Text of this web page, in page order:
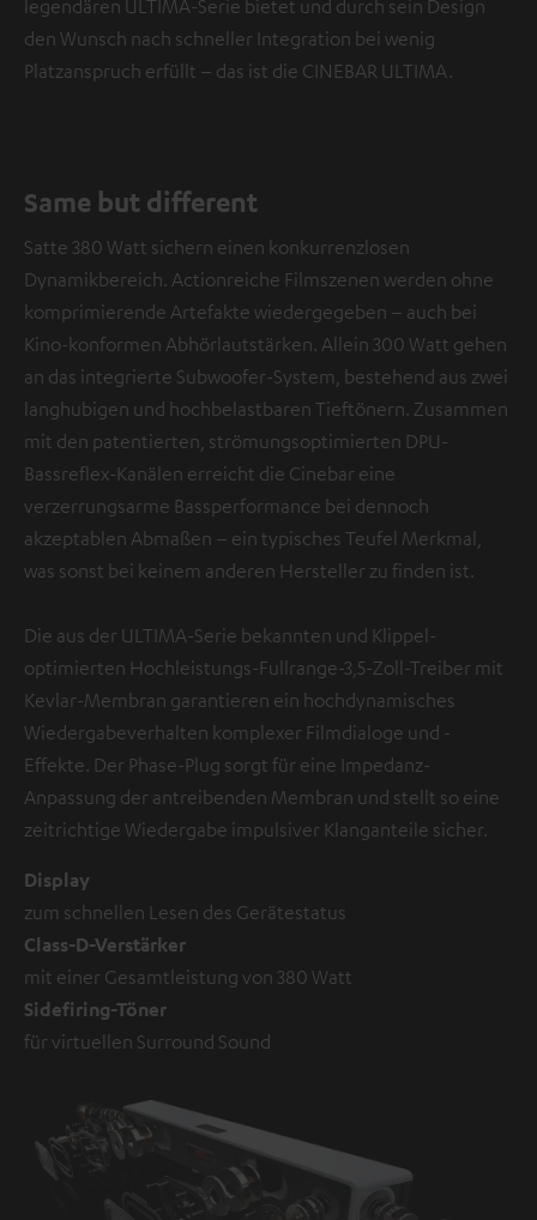
legendären ULTIMA-Serie bietet und durch sein Design
den Wunsch nach schneller Integration bei wenig
Platzanspruch erfüllt – das ist die CINEBAR ULTIMA.
Same but different
Satte 380 Watt sichern einen konkurrenzlosen
Dynamikbereich. Actionreiche Filmszenen werden ohne
komprimierende Artefakte wiedergegeben – auch bei
Kino-konformen Abhörlautstärken. Allein 300 Watt gehen
an das integrierte Subwoofer-System, bestehend aus zwei
langhubigen und hochbelastbaren Tieftönern. Zusammen
mit den patentierten, strömungsoptimierten DPU-
Bassreflex-Kanälen erreicht die Cinebar eine
verzerrungsarme Bassperformance bei dennoch
akzeptablen Abmaßen – ein typisches Teufel Merkmal,
was sonst bei keinem anderen Hersteller zu finden ist.
Die aus der ULTIMA-Serie bekannten und Klippel-
optimierten Hochleistungs-Fullrange-3,5-Zoll-Treiber mit
Kevlar-Membran garantieren ein hochdynamisches
Wiedergabeverhalten komplexer Filmdialoge und -
Effekte. Der Phase-Plug sorgt für eine Impedanz-
Anpassung der antreibenden Membran und stellt so eine
zeitrichtige Wiedergabe impulsiver Klanganteile sicher.
Display
zum schnellen Lesen des Gerätestatus
Class-D-Verstärker
mit einer Gesamtleistung von 380 Watt
Sidefiring-Töner
für virtuellen Surround Sound